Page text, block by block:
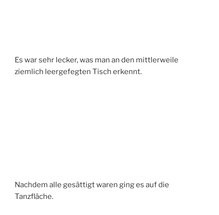
Es war sehr lecker, was man an den mittlerweile
ziemlich leergefegten Tisch erkennt.
Nachdem alle gesättigt waren ging es auf die
Tanzfläche.